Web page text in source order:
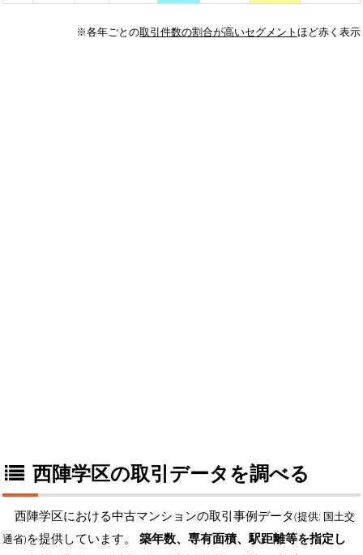
※各年ごとの取引件数の割合が高いセグメントほど赤く表示
西陣学区の取引データを調べる
西陣学区における中古マンションの取引事例データ(提供: 国土交
通省)を提供しています。 築年数、専有面積、駅距離等を指定し